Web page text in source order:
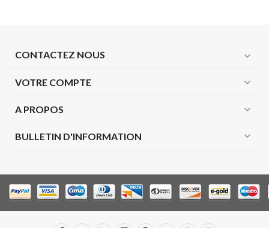
CONTACTEZ NOUS expand_more
VOTRE COMPTE expand_more
A PROPOS expand_more
BULLETIN D'INFORMATION expand_more